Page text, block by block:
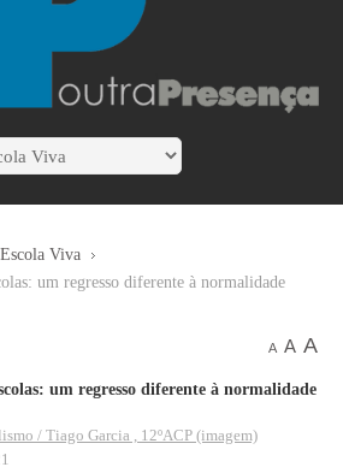
Escola Viva
um regresso diferente à normalidade
A A A
um regresso diferente à normalidade
/ Tiago Garcia , 12ºACP (imagem)